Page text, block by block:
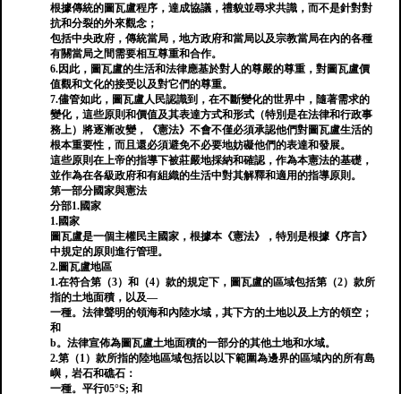
根據傳統的圖瓦盧程序，達成協議，禮貌並尋求共識，而不是針對對
抗和分裂的外來觀念；
包括中央政府，傳統當局，地方政府和當局以及宗教當局在內的各種
有關當局之間需要相互尊重和合作。
6.因此，圖瓦盧的生活和法律應基於對人的尊嚴的尊重，對圖瓦盧價
值觀和文化的接受以及對它們的尊重。
7.儘管如此，圖瓦盧人民認識到，在不斷變化的世界中，隨著需求的
變化，這些原則和價值及其表達方式和形式（特別是在法律和行政事
務上）將逐漸改變，《憲法》不會不僅必須承認他們對圖瓦盧生活的
根本重要性，而且還必須避免不必要地妨礙他們的表達和發展。
這些原則在上帝的指導下被莊嚴地採納和確認，作為本憲法的基礎，
並作為在各級政府和有組織的生活中對其解釋和適用的指導原則。
第一部分國家與憲法
分部1.國家
1.國家
圖瓦盧是一個主權民主國家，根據本《憲法》，特別是根據《序言》
中規定的原則進行管理。
2.圖瓦盧地區
1.在符合第（3）和（4）款的規定下，圖瓦盧的區域包括第（2）款所
指的土地面積，以及—
一種。法律聲明的領海和內陸水域，其下方的土地以及上方的領空；
和
b。法律宣佈為圖瓦盧土地面積的一部分的其他土地和水域。
2.第（1）款所指的陸地區域包括以以下範圍為邊界的區域內的所有島
嶼，岩石和礁石：
一種。平行05°S; 和